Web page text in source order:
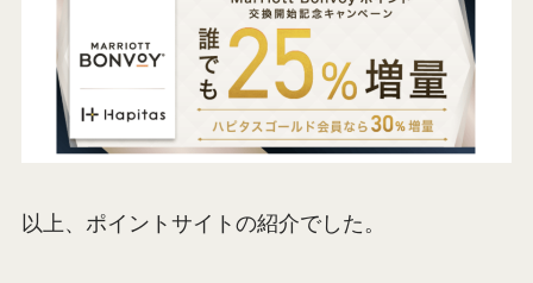
以上、ポイントサイトの紹介でした。